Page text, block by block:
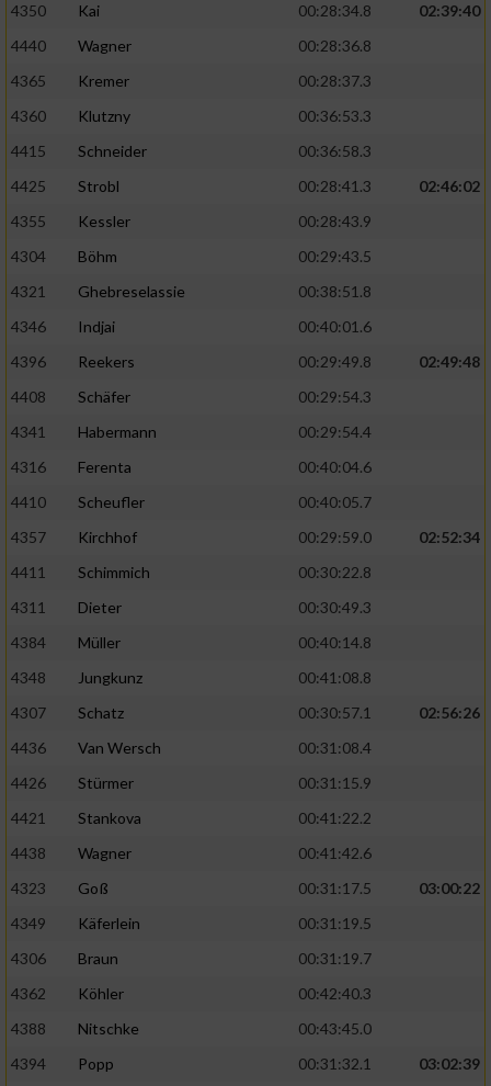
4350
Kai 00:28:34.8
02:39:40
4440
Wagner
00:28:36.8
4365
Kremer
00:28:37.3
4360
Klutzny
00:36:53.3
4415
Schneider
00:36:58.3
4425
Strobl 00:28:41.3
02:46:02
4355
Kessler
00:28:43.9
4304
Böhm
00:29:43.5
4321
Ghebreselassie
00:38:51.8
4346
Indjai
00:40:01.6
4396
Reekers 00:29:49.8
02:49:48
4408
Schäfer
00:29:54.3
4341
Habermann
00:29:54.4
4316
Ferenta
00:40:04.6
4410
Scheufler
00:40:05.7
4357
Kirchhof 00:29:59.0
02:52:34
4411
Schimmich
00:30:22.8
4311
Dieter
00:30:49.3
4384
Müller
00:40:14.8
4348
Jungkunz
00:41:08.8
4307
Schatz 00:30:57.1
02:56:26
4436
Van Wersch
00:31:08.4
4426
Stürmer
00:31:15.9
4421
Stankova
00:41:22.2
4438
Wagner
00:41:42.6
4323
Goß 00:31:17.5
03:00:22
4349
Käferlein
00:31:19.5
4306
Braun
00:31:19.7
4362
Köhler
00:42:40.3
4388
Nitschke
00:43:45.0
4394
Popp 00:31:32.1 03:02:39